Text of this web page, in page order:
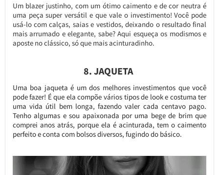
Um blazer justinho, com um ótimo caimento e de cor neutra é
uma peça super versátil e que vale o investimento! Você pode
usá-lo com calças, saias e vestidos, deixando o resultado final
mais arrumado e elegante, sabe? Aqui esqueça os modismos e
aposte no clássico, só que mais acinturadinho.
8. JAQUETA
Uma boa jaqueta é um dos melhores investimentos que você
pode fazer! É que ela compõe vários tipos de look e costuma ter
uma vida útil bem longa, fazendo valer cada centavo pago.
Tenho algumas e sou apaixonada por uma bege de brim que
comprei anos atrás, porque ela é acinturada, tem o caimento
perfeito e conta com bolsos diversos, fugindo do básico.